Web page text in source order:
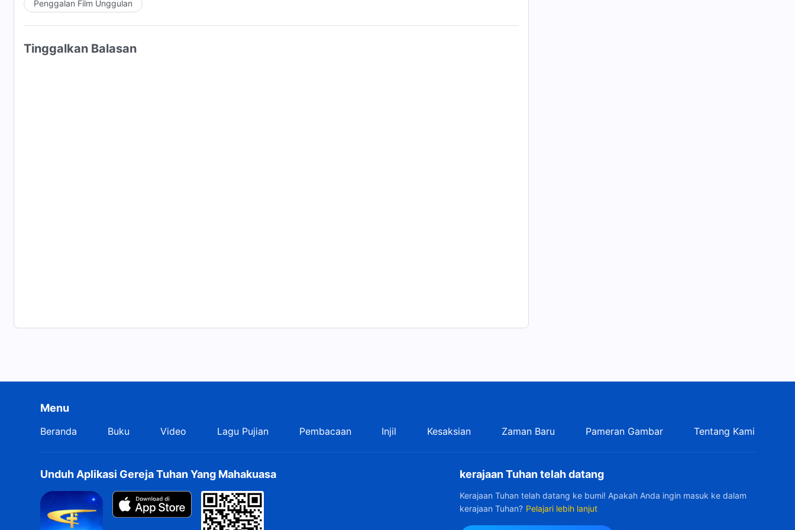
Penggalan Film Unggulan
Tinggalkan Balasan
Menu
Beranda Buku Video Lagu Pujian Pembacaan Injil Kesaksian Zaman Baru Pameran Gambar Tentang Kami
Unduh Aplikasi Gereja Tuhan Yang Mahakuasa kerajaan Tuhan telah datang
Kerajaan Tuhan telah datang ke bumi! Apakah Anda ingin masuk ke dalam
kerajaan Tuhan? Pelajari lebih lanjut